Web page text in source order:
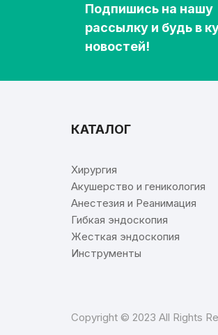
Подпишись на нашу
рассылку и будь в
новостей!
КАТАЛОГ
Хирургия
Акушерство и геникология
Анестезия и Реанимация
Гибкая эндоскопия
Жесткая эндоскопия
Инструменты
Copyright © 2023 All Rights